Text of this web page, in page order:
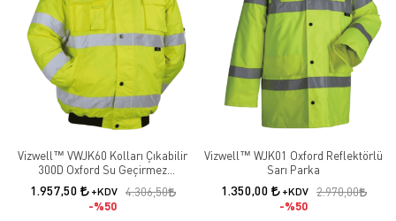
Vizwell™ VWJK60 Kolları Çıkabilir
300D Oxford Su Geçirmez
Reflektörlü Sarı Yüksek
Görünürlük Pilot Mont
1.957,50 +KDV
4.306,50
%50
Vizwell™ WJK01 Oxford Reflektörlü
Sarı Parka
1.350,00 +KDV
2.970,00
%50